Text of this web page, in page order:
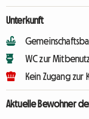
Unterkunft
WC zur
Kein Zugang zur
Aktuelle Bewohner